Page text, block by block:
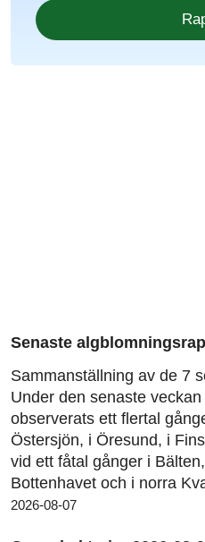
Senaste
Sammanställning av de 7
Under den senaste
observerats ett flertal
Östersjön, i Öresund, i
vid ett fåtal gånger i
Bottenhavet och i norra
2026-08-07